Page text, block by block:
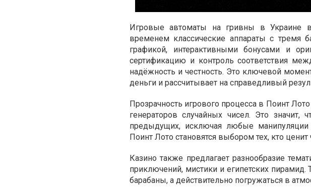
Игровые автоматы на гривны в Украине
временем классические аппараты с тремя
графикой, интерактивными бонусами и
сертификацию и контроль соответствия
надёжность и честность. Это ключевой
деньги и рассчитывает на справедливый
Прозрачность игрового процесса в Поинт
генераторов случайных чисел. Это
предыдущих, исключая любые манипуляции
Поинт Лото становятся выбором тех, кто ценит
Казино также предлагает разнообразие
приключений, мистики и египетских пирамид.
барабаны, а действительно погружаться в